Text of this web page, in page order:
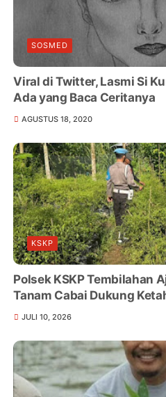
SOSMED
Viral di Twitter, Lasmi Si
Ada yang Baca Ceritanya
AGUSTUS 18, 2020
KSKP
Polsek KSKP Tembilahan
Tanam Cabai Dukung
JULI 10, 2026